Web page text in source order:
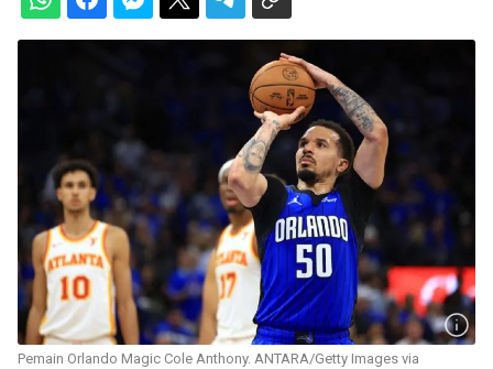
Pemain Orlando Magic Cole Anthony. ANTARA/Getty Images via